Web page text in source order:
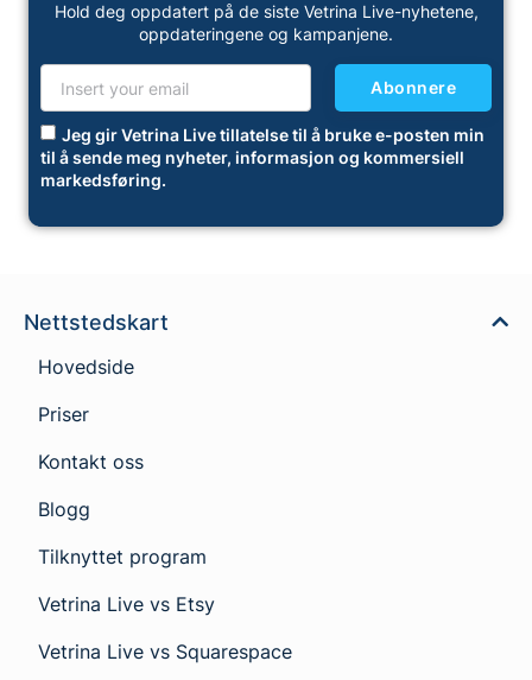
Hold deg oppdatert på de siste Vetrina Live-nyhetene,
oppdateringene og kampanjene.
Jeg gir Vetrina Live tillatelse til å bruke e-posten min
til å sende meg nyheter, informasjon og kommersiell
markedsføring.
Abonnere
Nettstedskart
Hovedside
Priser
Kontakt oss
Blogg
Tilknyttet program
Vetrina Live vs Etsy
Vetrina Live vs Squarespace